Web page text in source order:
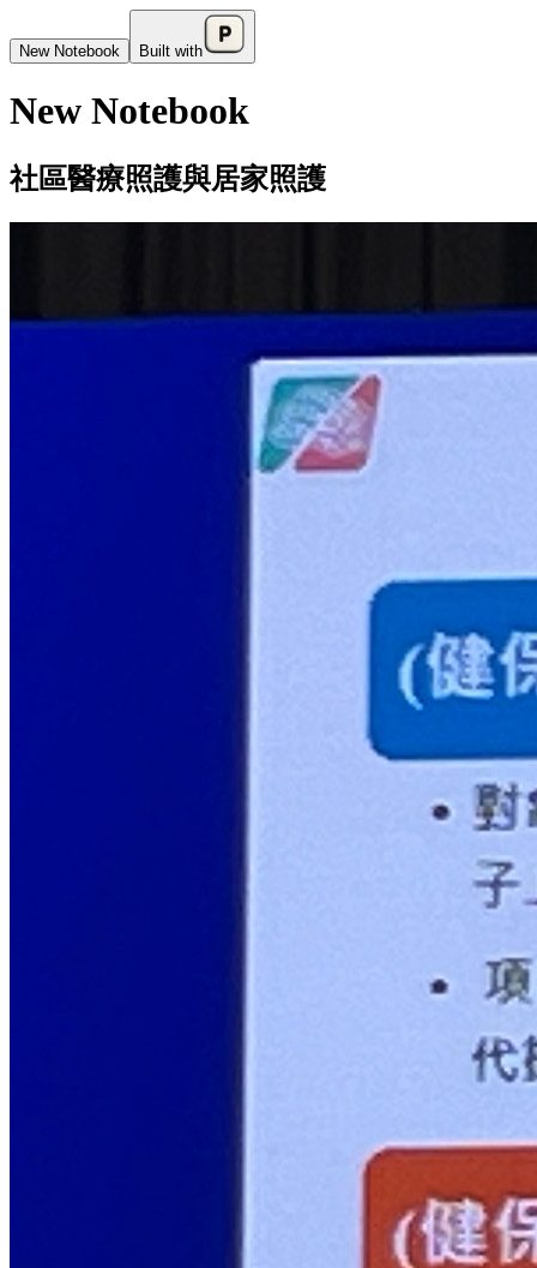
New Notebook Built with
New Notebook
社區醫療照護與居家照護